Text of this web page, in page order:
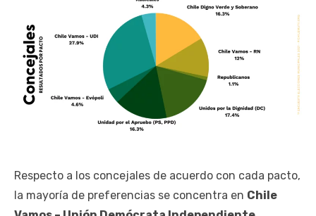
Respecto a los concejales de acuerdo con cada pacto,
la mayoría de preferencias se concentra en Chile